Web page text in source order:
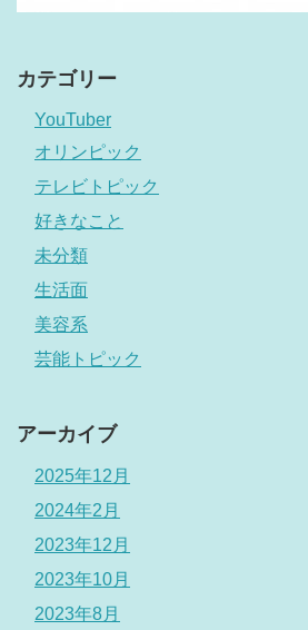
カテゴリー
YouTuber
オリンピック
テレビトピック
好きなこと
未分類
生活面
美容系
芸能トピック
アーカイブ
2025年12月
2024年2月
2023年12月
2023年10月
2023年8月